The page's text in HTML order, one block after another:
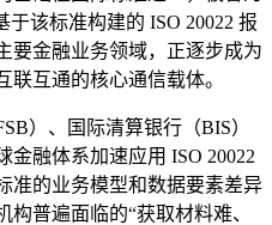
该标准构建的 ISO 20022 报
要金融业务领域，正逐步成为
互通的核心通信载体。
）、国际清算银行（BIS）
融体系加速应用 ISO 20022
准的业务模型和数据要素差异
普遍面临的“获取材料难、